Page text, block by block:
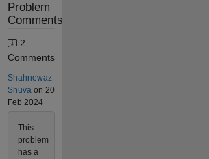
Problem
Comments
2
Comments
Shahnewaz
Shuvaon 20
Feb 2024
This
problem
has a